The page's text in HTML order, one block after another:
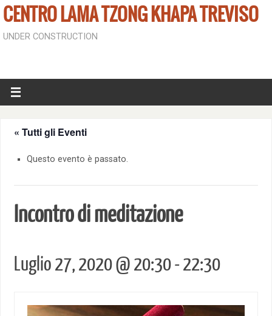
CENTRO LAMA TZONG KHAPA TREVISO
UNDER CONSTRUCTION
« Tutti gli Eventi
Questo evento è passato.
Incontro di meditazione
Luglio 27, 2020 @ 20:30-22:30